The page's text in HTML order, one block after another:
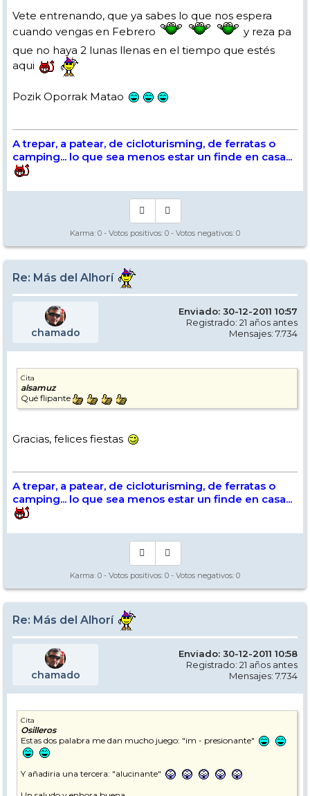
Vete entrenando, que ya sabes lo que nos espera
cuando vengas en Febrero
y reza pa
que no haya 2 lunas llenas en el tiempo que estés
aqui
Pozik Oporrak Matao
A trepar, a patear, de cicloturisming, de ferratas o
camping... lo que sea menos estar un finde en casa...
Karma: 0 - Votos positivos: 0 - Votos negativos: 0
Re: Más del Alhorí
chamado
Enviado: 30-12-2011 10:57
Registrado: 21 años antes
Mensajes: 7.734
Cita
alsamuz
Qué flipante
Gracias, felices fiestas
A trepar, a patear, de cicloturisming, de ferratas o
camping... lo que sea menos estar un finde en casa...
Karma: 0 - Votos positivos: 0 - Votos negativos: 0
Re: Más del Alhorí
chamado
Enviado: 30-12-2011 10:58
Registrado: 21 años antes
Mensajes: 7.734
Cita
Osilleros
Estas dos palabra me dan mucho juego: "im - presionante"
Y añadiria una tercera: "alucinante"